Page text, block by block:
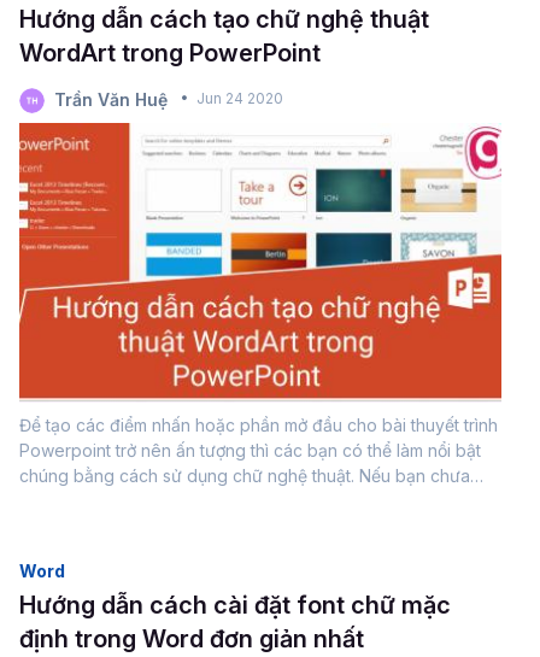
Hướng dẫn cách tạo chữ nghệ thuật
WordArt trong PowerPoint
Trần Văn Huệ Jun 24 2020
Để tạo các điểm nhấn hoặc phần mở đầu cho bài thuyết trình
Powerpoint trở nên ấn tượng thì các bạn có thể làm nổi bật
chúng bằng cách sử dụng chữ nghệ thuật. Nếu bạn chưa
Word
Hướng dẫn cách cài đặt font chữ mặc
định trong Word đơn giản nhất